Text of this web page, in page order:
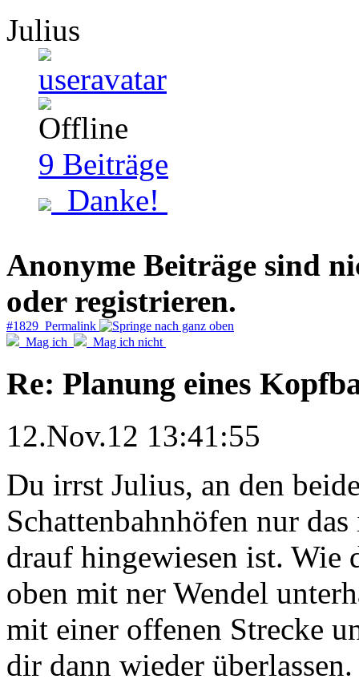
Julius
9 Beiträge
Danke!
Anonyme Beiträge sind
oder registrieren.
#1829 Permalink
Mag ich
Mag ich nicht
Re: Planung eines
12.Nov.12 13:41:55
Du irrst Julius, an den
Schattenbahnhöfen nur
drauf hingewiesen ist. Wie
oben mit ner Wendel
mit einer offenen Strecke
dir dann wieder überlassen.